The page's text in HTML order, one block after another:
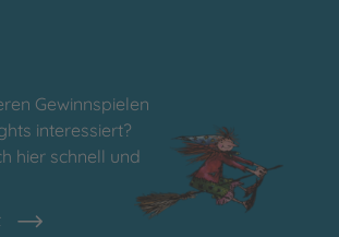
Gewinnspielen
interessiert?
hier schnell und